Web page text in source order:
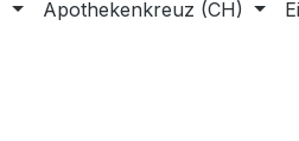
Apothekenkreuz (CH)